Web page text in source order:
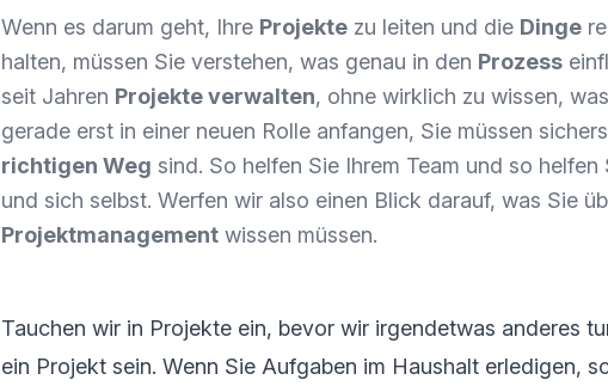
Wenn es darum geht, Ihre Projekte zu leiten und die Dinge
halten, müssen Sie verstehen, was genau in den Prozess
seit Jahren Projekte verwalten, ohne wirklich zu wissen,
gerade erst in einer neuen Rolle anfangen, Sie müssen
richtigen Weg sind. So helfen Sie Ihrem Team und so helfen
und sich selbst. Werfen wir also einen Blick darauf, was Sie
Projektmanagement wissen müssen.
Tauchen wir in Projekte ein, bevor wir irgendetwas anderes
ein Projekt sein. Wenn Sie Aufgaben im Haushalt erledigen,